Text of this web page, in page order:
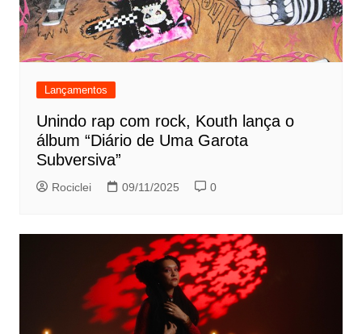
Lançamentos
Unindo rap com rock, Kouth lança o
álbum “Diário de Uma Garota
Subversiva”
Rociclei 09/11/2025 0